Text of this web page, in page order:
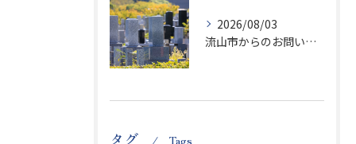
2026/08/03
流山市からのお問い合わせが急増中です、かなり悪質な業者さんとお寺さんらしいです
タグ Tags